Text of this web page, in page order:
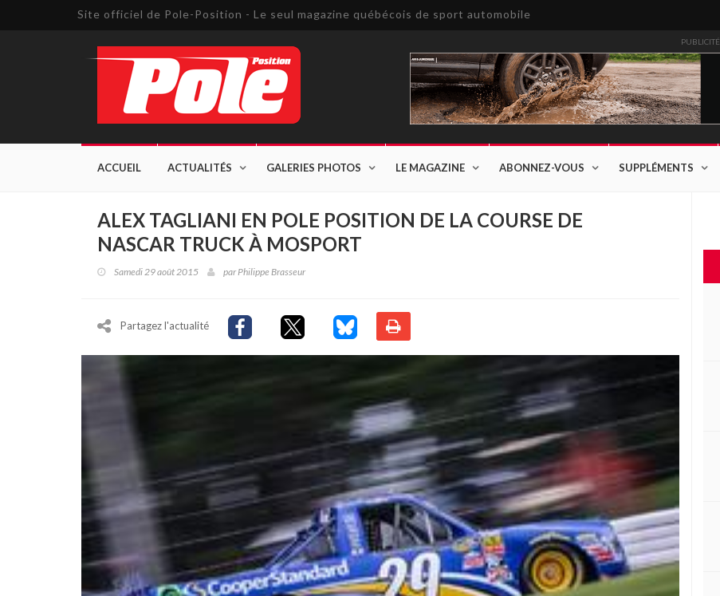
Site officiel de Pole-Position - Le seul magazine québécois de sport automobile
PUBLICITÉ
ACCUEIL ACTUALITÉS GALERIES PHOTOS LE MAGAZINE ABONNEZ-VOUS SUPPLÉMENTS
ALEX TAGLIANI EN POLE POSITION DE LA COURSE DE
NASCAR TRUCK À MOSPORT
Samedi 29 août 2015 parPhilippe Brasseur
Partagez l'actualité